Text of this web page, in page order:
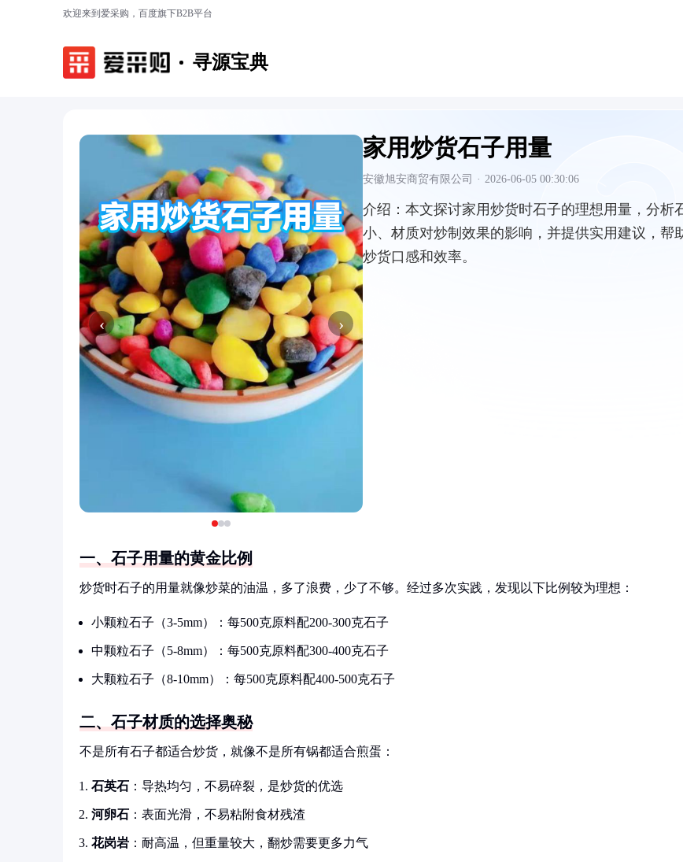
欢迎来到爱采购，百度旗下B2B平台
寻源宝典
‹ ›
家用炒货石子用量
安徽旭安商贸有限公司 · 2026-06-05 00:30:06
介绍： 本文探讨家用炒货时石子的理想用量，分析
小、材质对炒制效果的影响，并提供实用建议，帮
炒货口感和效率。
一、石子用量的黄金比例
炒货时石子的用量就像炒菜的油温，多了浪费，少了不够。经过多次实践，发现以下比例较为理想：
小颗粒石子（3-5mm）：每500克原料配200-300克石子
中颗粒石子（5-8mm）：每500克原料配300-400克石子
大颗粒石子（8-10mm）：每500克原料配400-500克石子
二、石子材质的选择奥秘
不是所有石子都适合炒货，就像不是所有锅都适合煎蛋：
石英石 ：导热均匀，不易碎裂，是炒货的优选
河卵石 ：表面光滑，不易粘附食材残渣
花岗岩 ：耐高温，但重量较大，翻炒需要更多力气